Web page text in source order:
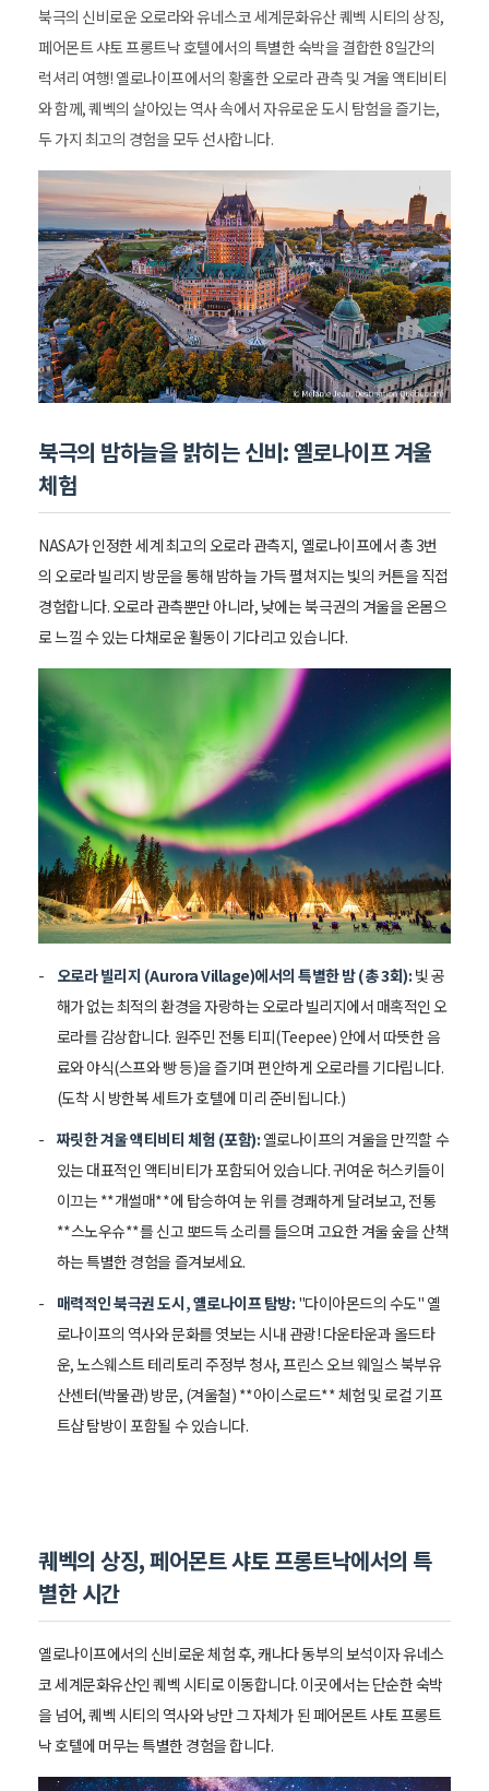
북극의 신비로운 오로라와 유네스코 세계문화유산 퀘벡 시티의 상징,
페어몬트 샤토 프롱트낙 호텔에서의 특별한 숙박을 결합한 8일간의
럭셔리 여행! 옐로나이프에서의 황홀한 오로라 관측 및 겨울 액티비티
와 함께, 퀘벡의 살아있는 역사 속에서 자유로운 도시 탐험을 즐기는,
두 가지 최고의 경험을 모두 선사합니다.
북극의 밤하늘을 밝히는 신비: 옐로나이프 겨울
체험
NASA가 인정한 세계 최고의 오로라 관측지, 옐로나이프에서 총 3번
의 오로라 빌리지 방문을 통해 밤하늘 가득 펼쳐지는 빛의 커튼을 직접
경험합니다. 오로라 관측뿐만 아니라, 낮에는 북극권의 겨울을 온몸으
로 느낄 수 있는 다채로운 활동이 기다리고 있습니다.
오로라 빌리지 (Aurora Village)에서의 특별한 밤 (총 3회): 빛 공
해가 없는 최적의 환경을 자랑하는 오로라 빌리지에서 매혹적인 오
로라를 감상합니다. 원주민 전통 티피(Teepee) 안에서 따뜻한 음
료와 야식(스프와 빵 등)을 즐기며 편안하게 오로라를 기다립니다.
(도착 시 방한복 세트가 호텔에 미리 준비됩니다.)
짜릿한 겨울 액티비티 체험 (포함): 옐로나이프의 겨울을 만끽할 수
있는 대표적인 액티비티가 포함되어 있습니다. 귀여운 허스키들이
이끄는 **개썰매**에 탑승하여 눈 위를 경쾌하게 달려보고, 전통
**스노우슈**를 신고 뽀드득 소리를 들으며 고요한 겨울 숲을 산책
하는 특별한 경험을 즐겨보세요.
매력적인 북극권 도시, 옐로나이프 탐방: "다이아몬드의 수도" 옐
로나이프의 역사와 문화를 엿보는 시내 관광! 다운타운과 올드타
운, 노스웨스트 테리토리 주정부 청사, 프린스 오브 웨일스 북부유
산센터(박물관) 방문, (겨울철) **아이스로드** 체험 및 로컬 기프
트샵 탐방이 포함될 수 있습니다.
퀘벡의 상징, 페어몬트 샤토 프롱트낙에서의 특
별한 시간
옐로나이프에서의 신비로운 체험 후, 캐나다 동부의 보석이자 유네스
코 세계문화유산인 퀘벡 시티로 이동합니다. 이곳에서는 단순한 숙박
을 넘어, 퀘벡 시티의 역사와 낭만 그 자체가 된 페어몬트 샤토 프롱트
낙 호텔에 머무는 특별한 경험을 합니다.